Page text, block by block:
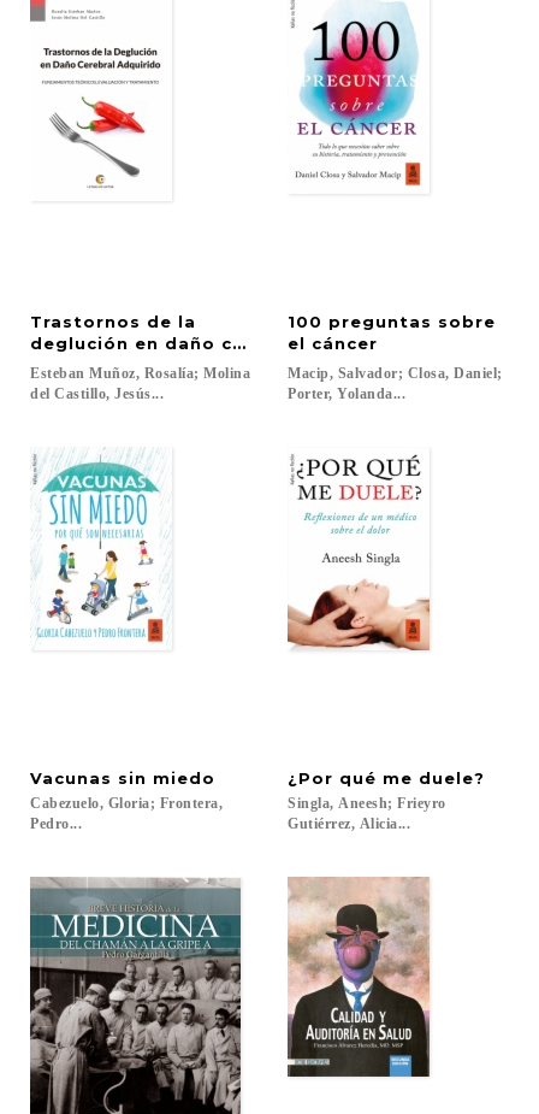
Trastornos de la
deglución en daño cerebral adquirido
Esteban Muñoz, Rosalía; Molina
del Castillo, Jesús...
100 preguntas sobre
el cáncer
Macip, Salvador; Closa, Daniel;
Porter, Yolanda...
Vacunas sin miedo
Cabezuelo, Gloria; Frontera,
Pedro...
¿Por qué me duele?
Singla, Aneesh; Frieyro
Gutiérrez, Alicia...